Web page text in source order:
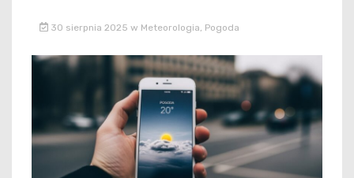
30 sierpnia 2025 w Meteorologia Pogoda